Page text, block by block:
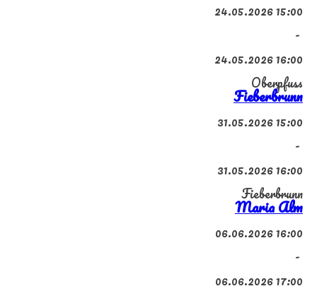
24.05.2026 15:00
-
24.05.2026 16:00
Oberpfuss
Fieberbrunn
31.05.2026 15:00
-
31.05.2026 16:00
Fieberbrunn
Maria Alm
06.06.2026 16:00
-
06.06.2026 17:00